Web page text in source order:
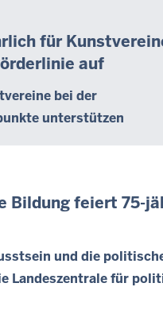
für
auf
bei der
unterstützen
Bildung feiert 75-
und die
Landeszentrale für